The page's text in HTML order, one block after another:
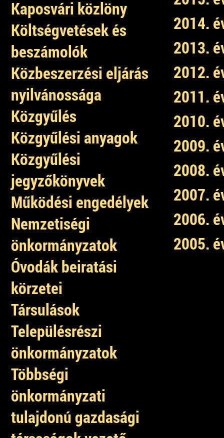
Kaposvári közlöny
Költségvetések és
beszámolók
Közbeszerzési eljárás
nyilvánossága
Közgyűlés
Közgyűlési anyagok
Közgyűlési
jegyzőkönyvek
Működési engedélyek
Nemzetiségi
önkormányzatok
Óvodák beiratási
körzetei
Társulások
Településrészi
önkormányzatok
Többségi
önkormányzati
tulajdonú gazdasági
2014.
2013.
2012.
2011.
2010.
2009.
2008.
2007.
2006.
2005.